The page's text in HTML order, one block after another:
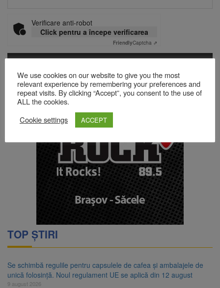
Verificare anti-robot
Click pentru a începe verificarea
FriendlyCaptcha ⇗
Acest site folosește Akismet pentru a reduce spamul.Află cum
sunt procesate datele comentariilor tale.
TOP ȘTIRI
Se schimbă regulile pentru capsulele de cafea și ambalajele de
unică folosință. Noul regulament UE se aplică din 12 august
9 august 2026
We use cookies on our website to give you the most
relevant experience by remembering your preferences and
repeat visits. By clicking “Accept”, you consent to the use of
ALL the cookies.
Cookie settings
ACCEPT